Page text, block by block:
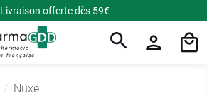
Livraison offerte dès 59€
Nuxe